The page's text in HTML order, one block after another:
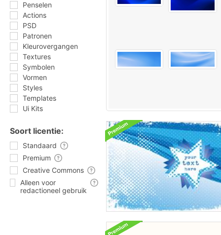
Penselen
Actions
PSD
Patronen
Kleurovergangen
Textures
Symbolen
Vormen
Styles
Templates
Ui Kits
Soort licentie:
Standaard
Premium
Creative Commons
Alleen voor
redactioneel gebruik